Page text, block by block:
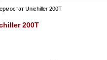
Unichiller 200T
200T